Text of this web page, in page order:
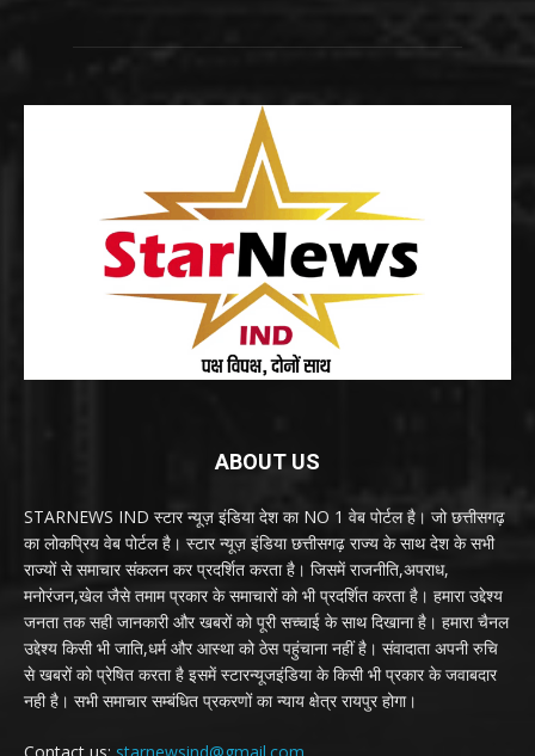
ABOUT US
STARNEWS IND स्टार न्यूज़ इंडिया देश का NO 1 वेब पोर्टल है। जो छत्तीसगढ़
का लोकप्रिय वेब पोर्टल है। स्टार न्यूज़ इंडिया छत्तीसगढ़ राज्य के साथ देश के सभी
राज्यों से समाचार संकलन कर प्रदर्शित करता है। जिसमें राजनीति,अपराध,
मनोरंजन,खेल जैसे तमाम प्रकार के समाचारों को भी प्रदर्शित करता है। हमारा उद्देश्य
जनता तक सही जानकारी और खबरों को पूरी सच्चाई के साथ दिखाना है। हमारा चैनल
उद्देश्य किसी भी जाति,धर्म और आस्था को ठेस पहुंचाना नहीं है। संवादाता अपनी रुचि
से खबरों को प्रेषित करता है इसमें स्टारन्यूजइंडिया के किसी भी प्रकार के जवाबदार
नही है। सभी समाचार सम्बंधित प्रकरणों का न्याय क्षेत्र रायपुर होगा।
Contact us: starnewsind@gmail.com